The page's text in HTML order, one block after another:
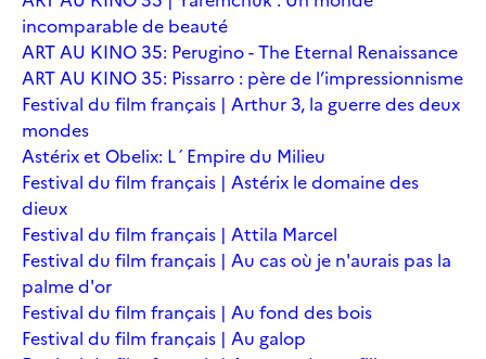
incomparable de beauté
ART AU KINO 35: Perugino - The Eternal Renaissance
ART AU KINO 35: Pissarro : père de l’impressionnisme
Festival du film français | Arthur 3, la guerre des deux
mondes
Astérix et Obelix: L´Empire du Milieu
Festival du film français | Astérix le domaine des
dieux
Festival du film français | Attila Marcel
Festival du film français | Au cas où je n'aurais pas la
palme d'or
Festival du film français | Au fond des bois
Festival du film français | Au galop